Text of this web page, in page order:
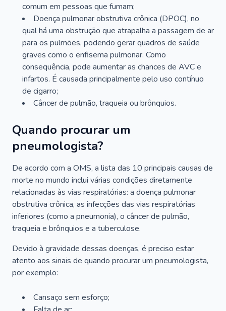
comum em pessoas que fumam;
Doença pulmonar obstrutiva crônica (DPOC), no
qual há uma obstrução que atrapalha a passagem de ar
para os pulmões, podendo gerar quadros de saúde
graves como o enfisema pulmonar. Como
consequência, pode aumentar as chances de AVC e
infartos. É causada principalmente pelo uso contínuo
de cigarro;
Câncer de pulmão, traqueia ou brônquios.
Quando procurar um
pneumologista?
De acordo com a OMS, a lista das 10 principais causas de
morte no mundo inclui várias condições diretamente
relacionadas às vias respiratórias: a doença pulmonar
obstrutiva crônica, as infecções das vias respiratórias
inferiores (como a pneumonia), o câncer de pulmão,
traqueia e brônquios e a tuberculose.
Devido à gravidade dessas doenças, é preciso estar
atento aos sinais de quando procurar um pneumologista,
por exemplo:
Cansaço sem esforço;